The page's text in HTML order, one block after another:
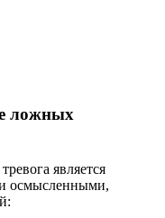
ложных
является
осмысленными,